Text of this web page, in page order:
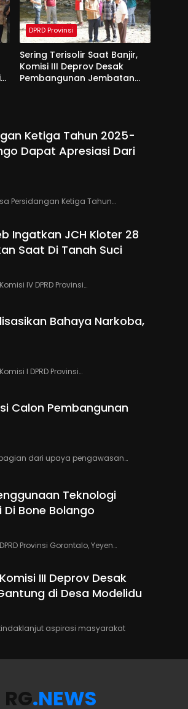
DPRD Provinsi
Sering Terisolir Saat Banjir,
Komisi III Deprov Desak
Pembangunan Jembatan
Ketiga Tahun 2025-
Dapat Apresiasi Dari
Persidangan Ketiga Tahun…
Ingatkan JCH Kloter 28
Saat Di Tanah Suci
IV DPRD Provinsi…
Bahaya Narkoba,
I DPRD Provinsi…
Calon Pembangunan
bagian dari upaya pengawasan…
Teknologi
Bone Bolango
Provinsi Gorontalo, Yeyen…
III Deprov Desak
di Desa Modelidu
tindaklanjut aspirasi masyarakat
RG.NEWS